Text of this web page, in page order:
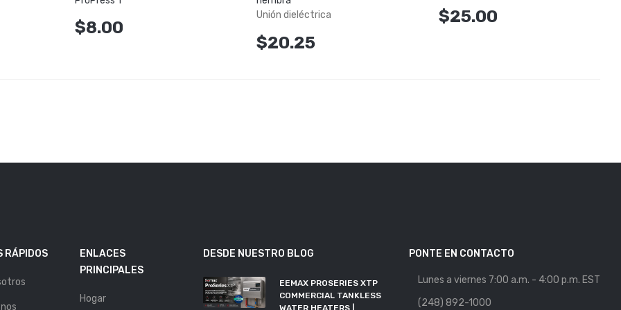
$8.00
Unión dieléctrica
$20.25
$25.00
RÁPIDOS
ENLACES
PRINCIPALES
Hogar
DESDE NUESTRO BLOG
EEMAX PROSERIES XTP
COMMERCIAL TANKLESS
WATER HEATERS |
MAYORISTA DE
PONTE EN CONTACTO
Lunes a viernes 7:00 a.m. - 4:00 p.m. EST
(248) 892-1000